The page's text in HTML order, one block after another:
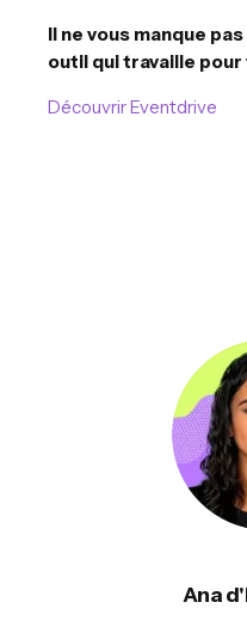
Il ne vous manque
outil qui travaille pour
Découvrir Eventdrive
Ana